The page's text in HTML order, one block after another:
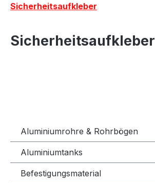
Sicherheitsaufkleber
Sicherheitsaufkleber
Aluminiumrohre & Rohrbögen
Aluminiumtanks
Befestigungsmaterial